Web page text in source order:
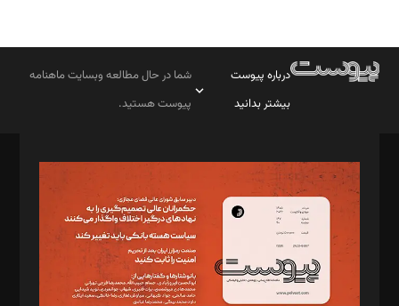
درباره پیوست
بیشتر بدانید
شما در حال مطالعه وبسایت ماهنامه
پیوست هستید.
مدیر مسئول: محمدباقر اثنی‌عشری
سردبیر: مهرک محمودی
دبیر تحریریه: میثم قاسمی
د‌بیر ناداستان: سمانه سمیع
د‌بیر خدمت و تجارت: ابوالفضل رجبی
د‌بیر حقوق فناوری: حسام‌الدین ایپکچی